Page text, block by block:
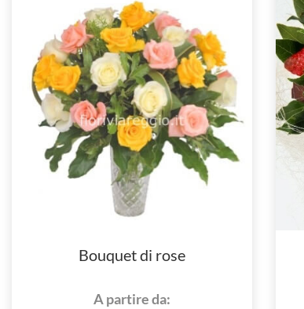
Bouquet di rose
A partire da: